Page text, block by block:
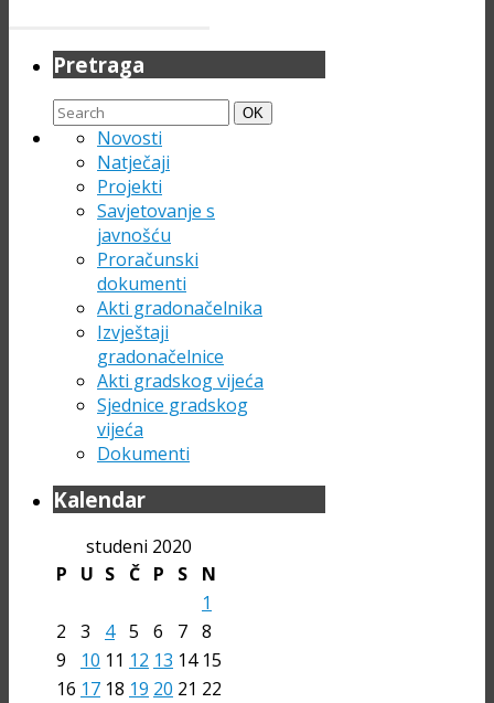
Pretraga
Search
for:
Search
OK
Novosti
Natječaji
Projekti
Savjetovanje s
javnošću
Proračunski
dokumenti
Akti gradonačelnika
Izvještaji
gradonačelnice
Akti gradskog vijeća
Sjednice gradskog
vijeća
Dokumenti
Kalendar
studeni 2020
P
U S Č P S
N
1
2
3 4 5 6 7 8
9
10 11 12 13 14 15
16 17 18 19 20 21 22